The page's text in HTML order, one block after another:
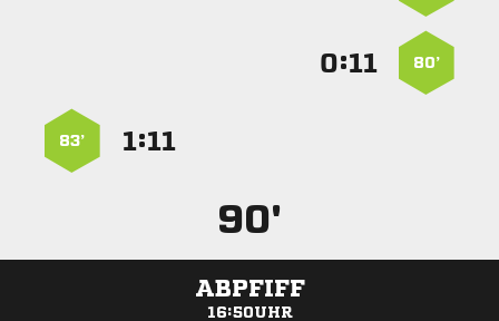
80’
:
:
83’
90'
ABPFIFF
16:50UHR